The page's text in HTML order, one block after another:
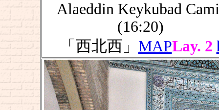
Alaeddin Keykubad
(16:20)
「西北西」 MAPLay. 2